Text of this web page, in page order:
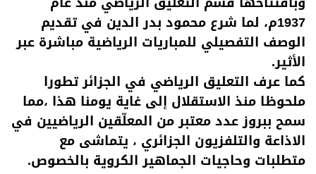
1937م، لما شرع محمود بدر الدين في تقديم
الوصف التفصيلي للمباريات الرياضية مباشرة عبر
الأثير.
كما عرف التعليق الرياضي في الجزائر تطورا
ملحوظا منذ الاستقلال إلى غاية يومنا هذا ،مما
سمح ببروز عدد معتبر من المعلّقين الرياضيين في
الاذاعة والتلفزيون الجزائري ، يتماشى مع
متطلبات وحاجيات الجماهير الكروية بالخصوص.